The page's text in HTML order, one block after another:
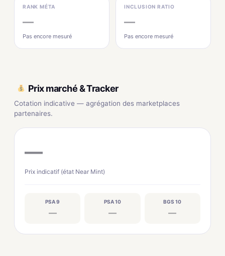
RANK MÉTA
—
Pas encore mesuré
INCLUSION RATIO
—
Pas encore mesuré
Prix marché & Tracker
Cotation indicative — agrégation des marketplaces
partenaires.
—
Prix indicatif (état Near Mint)
PSA 9
—
PSA 10
—
BGS 10
—